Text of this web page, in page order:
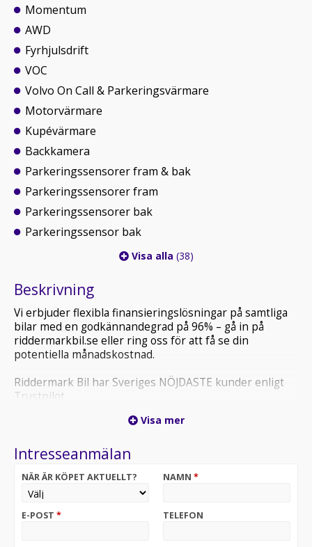
Momentum
AWD
Fyrhjulsdrift
VOC
Volvo On Call & Parkeringsvärmare
Motorvärmare
Kupévärmare
Backkamera
Parkeringssensorer fram & bak
Parkeringssensorer fram
Parkeringssensorer bak
Parkeringssensor bak
Visa alla (38)
Beskrivning
Vi erbjuder flexibla finansieringslösningar på samtliga
bilar med en godkännandegrad på 96% – gå in på
riddermarkbil.se eller ring oss för att få se din
potentiella månadskostnad.
Riddermark Bil har Sveriges NÖJDASTE kunder enligt
Trustpilot
hemleverans i hela Sverige!*
Varmt välkommen till Riddermark Bil i Västerås!
Volvo V60 D4 AWD Momentum kombinerar
fyrhjulsdrift, hög komfort och klassisk skandinavisk
On Call, parkeringsvärmare, backkamera, navigation
Visa mer
Intresseanmälan
NÄR ÄR KÖPET AKTUELLT? NAMN *
E-POST * TELEFON